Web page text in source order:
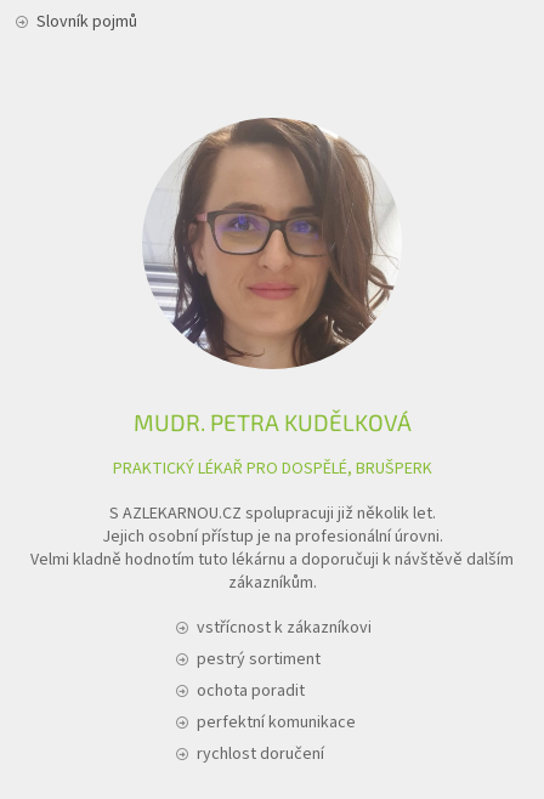
Slovník pojmů
MUDR. PETRA KUDĚLKOVÁ
PRAKTICKÝ LÉKAŘ PRO DOSPĚLÉ, BRUŠPERK
S AZLEKARNOU.CZ spolupracuji již několik let.
Jejich osobní přístup je na profesionální úrovni.
Velmi kladně hodnotím tuto lékárnu a doporučuji k návštěvě dalším
zákazníkům.
vstřícnost k zákazníkovi
pestrý sortiment
ochota poradit
perfektní komunikace
rychlost doručení